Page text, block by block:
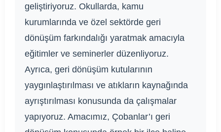
geliştiriyoruz. Okullarda, kamu
kurumlarında ve özel sektörde geri
dönüşüm farkındalığı yaratmak amacıyla
eğitimler ve seminerler düzenliyoruz.
Ayrıca, geri dönüşüm kutularının
yaygınlaştırılması ve atıkların kaynağında
ayrıştırılması konusunda da çalışmalar
yapıyoruz. Amacımız, Çobanlar’ı geri